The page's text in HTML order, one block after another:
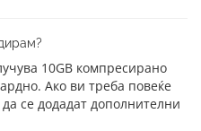
10GB компресирано
Ако ви треба повеќе
се додадат дополнителни